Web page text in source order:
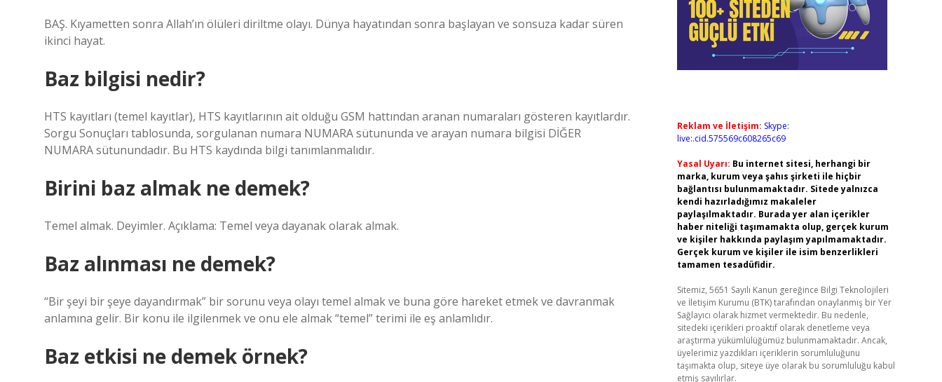
BAŞ. Kıyametten sonra Allah’ın ölüleri diriltme olayı. Dünya hayatından sonra başlayan ve sonsuza kadar süren
ikinci hayat.
Baz bilgisi nedir?
HTS kayıtları (temel kayıtlar), HTS kayıtlarının ait olduğu GSM hattından aranan numaraları gösteren kayıtlardır.
Sorgu Sonuçları tablosunda, sorgulanan numara NUMARA sütununda ve arayan numara bilgisi DİĞER
NUMARA sütunundadır. Bu HTS kaydında bilgi tanımlanmalıdır.
Birini baz almak ne demek?
Temel almak. Deyimler. Açıklama: Temel veya dayanak olarak almak.
Baz alınması ne demek?
“Bir şeyi bir şeye dayandırmak” bir sorunu veya olayı temel almak ve buna göre hareket etmek ve davranmak
anlamına gelir. Bir konu ile ilgilenmek ve onu ele almak “temel” terimi ile eş anlamlıdır.
Baz etkisi ne demek örnek?
Reklam ve İletişim: Skype:
live:.cid.575569c608265c69
Yasal Uyarı: Bu internet sitesi, herhangi bir
marka, kurum veya şahıs şirketi ile hiçbir
bağlantısı bulunmamaktadır. Sitede yalnızca
kendi hazırladığımız makaleler
paylaşılmaktadır. Burada yer alan içerikler
haber niteliği taşımamakta olup, gerçek kurum
ve kişiler hakkında paylaşım yapılmamaktadır.
Gerçek kurum ve kişiler ile isim benzerlikleri
tamamen tesadüfidir.
Sitemiz, 5651 Sayılı Kanun gereğince Bilgi Teknolojileri
ve İletişim Kurumu (BTK) tarafından onaylanmış bir Yer
Sağlayıcı olarak hizmet vermektedir. Bu nedenle,
sitedeki içerikleri proaktif olarak denetleme veya
araştırma yükümlülüğümüz bulunmamaktadır. Ancak,
üyelerimiz yazdıkları içeriklerin sorumluluğunu
taşımakta olup, siteye üye olarak bu sorumluluğu kabul
etmiş sayılırlar.